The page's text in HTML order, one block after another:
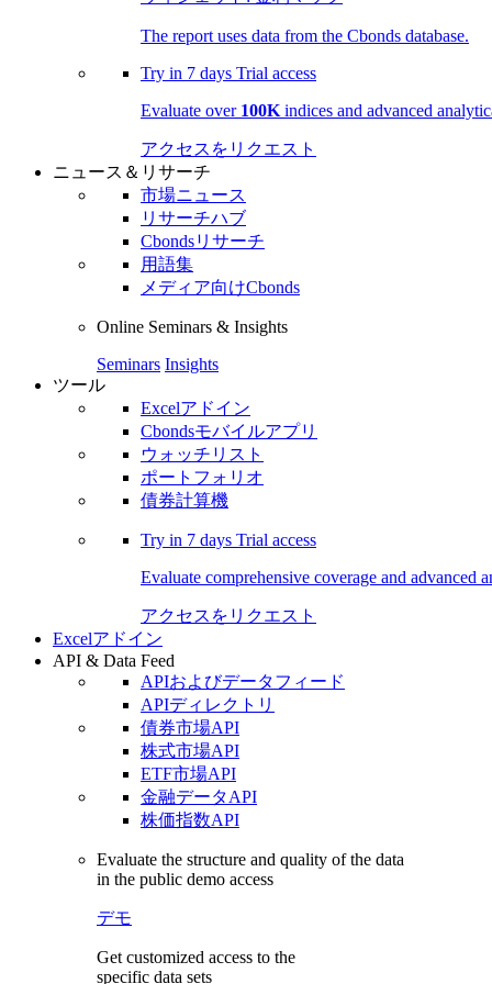
The report uses data from the Cbonds database.
Try in 7 days Trial access
Evaluate over 100K indices and advanced
アクセスをリクエスト
ニュース＆リサーチ
市場ニュース
リサーチハブ
Cbondsリサーチ
用語集
メディア向けCbonds
Online Seminars & Insights
Seminars Insights
ツール
Excelアドイン
Cbondsモバイルアプリ
ウォッチリスト
ポートフォリオ
債券計算機
Try in 7 days Trial access
Evaluate comprehensive coverage and advanced
アクセスをリクエスト
Excelアドイン
API & Data Feed
APIおよびデータフィード
APIディレクトリ
債券市場API
株式市場API
ETF市場API
金融データAPI
株価指数API
Evaluate the structure and quality of the data
in the public demo access
デモ
Get customized access to the
specific data sets